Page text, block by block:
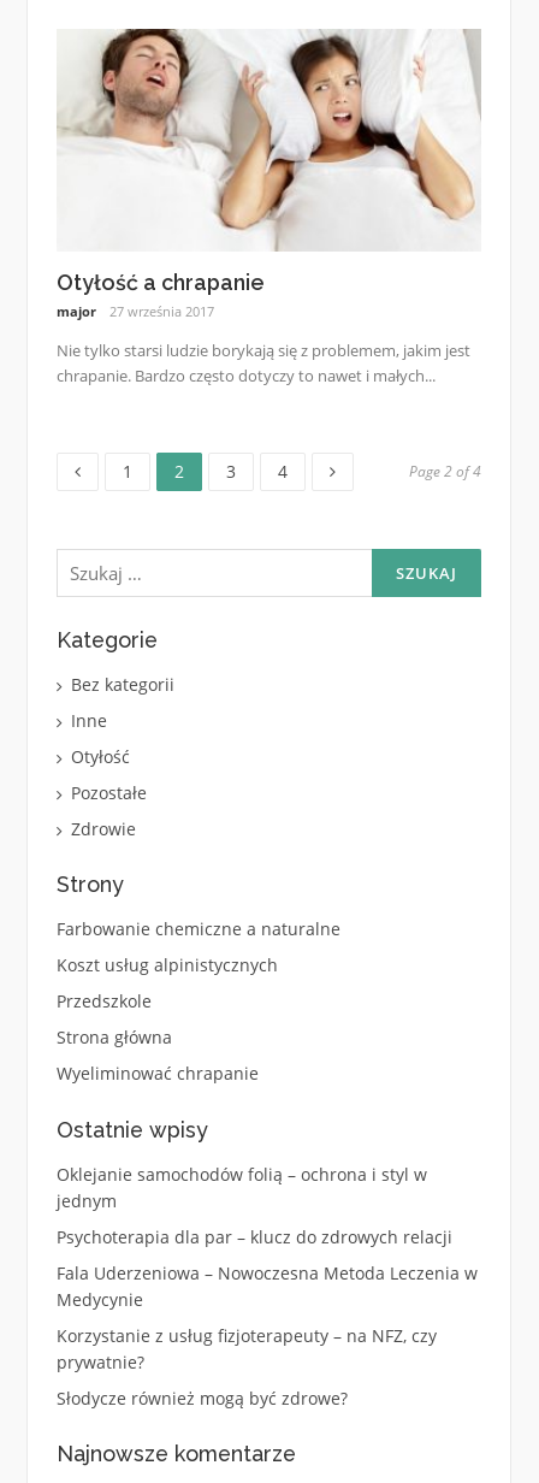
Otyłość a chrapanie
major 27 września 2017
Nie tylko starsi ludzie borykają się z problemem, jakim jest
chrapanie. Bardzo często dotyczy to nawet i małych...
Nawigacja
wpisach
Page
1 Page
2 Page
3 Page
4 Page 2 of 4
Szukaj:
Kategorie
Bez kategorii
Inne
Otyłość
Pozostałe
Zdrowie
Strony
Farbowanie chemiczne a naturalne
Koszt usług alpinistycznych
Przedszkole
Strona główna
Wyeliminować chrapanie
Ostatnie wpisy
Oklejanie samochodów folią – ochrona i styl w
jednym
Psychoterapia dla par – klucz do zdrowych relacji
Fala Uderzeniowa – Nowoczesna Metoda Leczenia w
Medycynie
Korzystanie z usług fizjoterapeuty – na NFZ, czy
prywatnie?
Słodycze również mogą być zdrowe?
Najnowsze komentarze